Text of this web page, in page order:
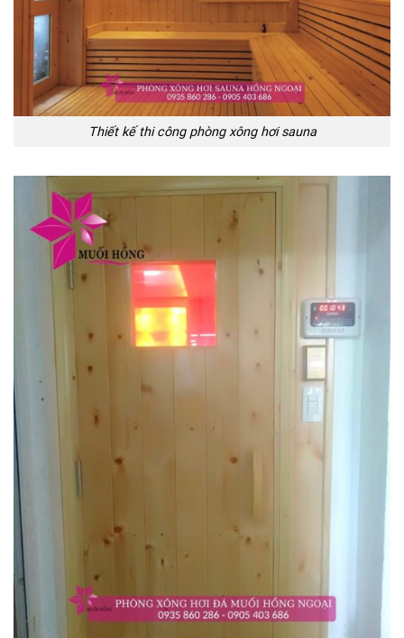
Thiết kế thi công phòng xông hơi sauna